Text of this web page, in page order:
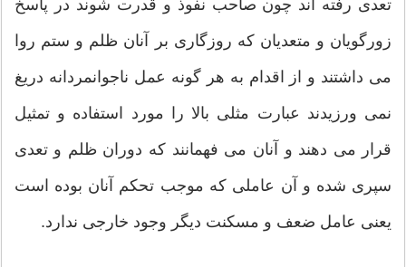
تعدی رفته اند چون صاحب نفوذ و قدرت شوند در پاسخ
زورگویان و متعدیان که روزگاری بر آنان ظلم و ستم روا
می داشتند و از اقدام به هر گونه عمل ناجوانمردانه دریغ
نمی ورزیدند عبارت مثلی بالا را مورد استفاده و تمثیل
قرار می دهند و آنان می فهمانند که دوران ظلم و تعدی
سپری شده و آن عاملی که موجب تحکم آنان بوده است
یعنی عامل ضعف و مسکنت دیگر وجود خارجی ندارد.